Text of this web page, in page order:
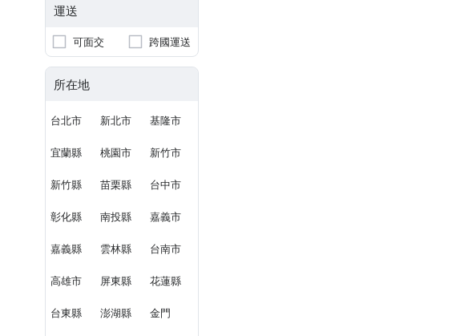
運送
可面交 跨國運送
所在地
台北市 新北市 基隆市
宜蘭縣 桃園市 新竹市
新竹縣 苗栗縣 台中市
彰化縣 南投縣 嘉義市
嘉義縣 雲林縣 台南市
高雄市 屏東縣 花蓮縣
台東縣 澎湖縣 金門